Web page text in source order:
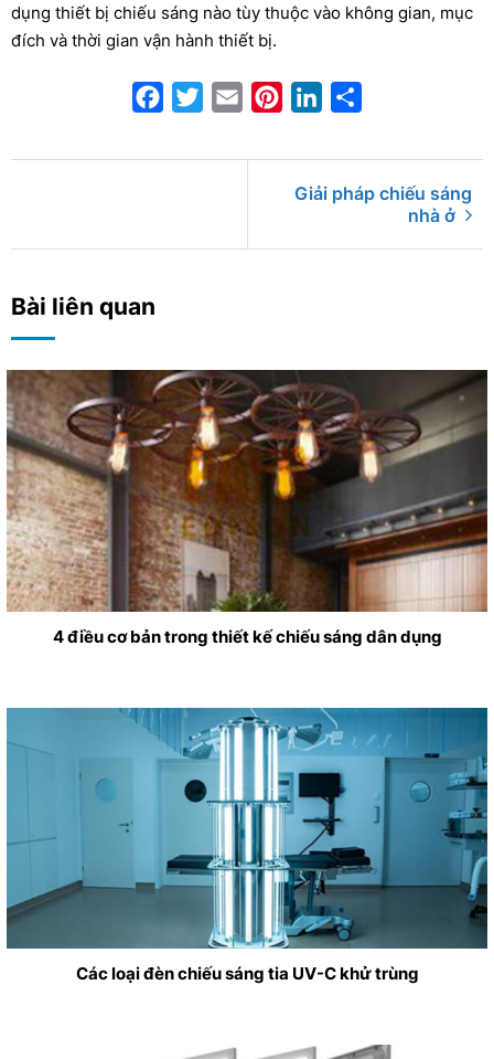
dụng thiết bị chiếu sáng nào tùy thuộc vào không gian, mục
đích và thời gian vận hành thiết bị.
FacebookTwitterEmail PinterestLinkedIn
Giải pháp chiếu sáng
nhà ở
Bài liên quan
4 điều cơ bản trong thiết kế chiếu sáng dân dụng
Các loại đèn chiếu sáng tia UV-C khử trùng